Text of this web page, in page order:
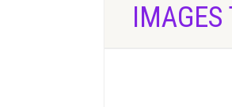
IMAGES